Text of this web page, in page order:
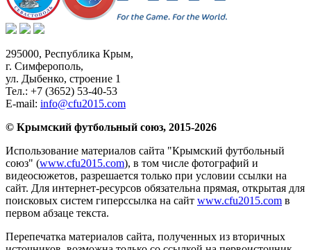
295000, Республика Крым,
г. Симферополь,
ул. Дыбенко, строение 1
Тел.: +7 (3652) 53-40-53
E-mail: info@cfu2015.com
© Крымский футбольный союз, 2015-2026
Использование материалов сайта "Крымский футбольный
союз" (www.cfu2015.com), в том числе фотографий и
видеосюжетов, разрешается только при условии ссылки на
сайт. Для интернет-ресурсов обязательна прямая, открытая для
поисковых систем гиперссылка на сайт www.cfu2015.com в
первом абзаце текста.
Перепечатка материалов сайта, полученных из вторичных